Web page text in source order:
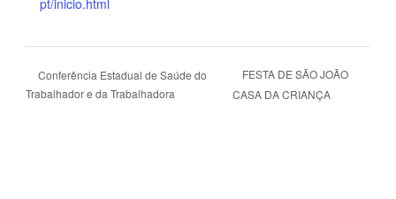
Conferência Estadual de Saúde do
Trabalhador e da Trabalhadora
FESTA DE SÃO JOÃO
CASA DA CRIANÇA